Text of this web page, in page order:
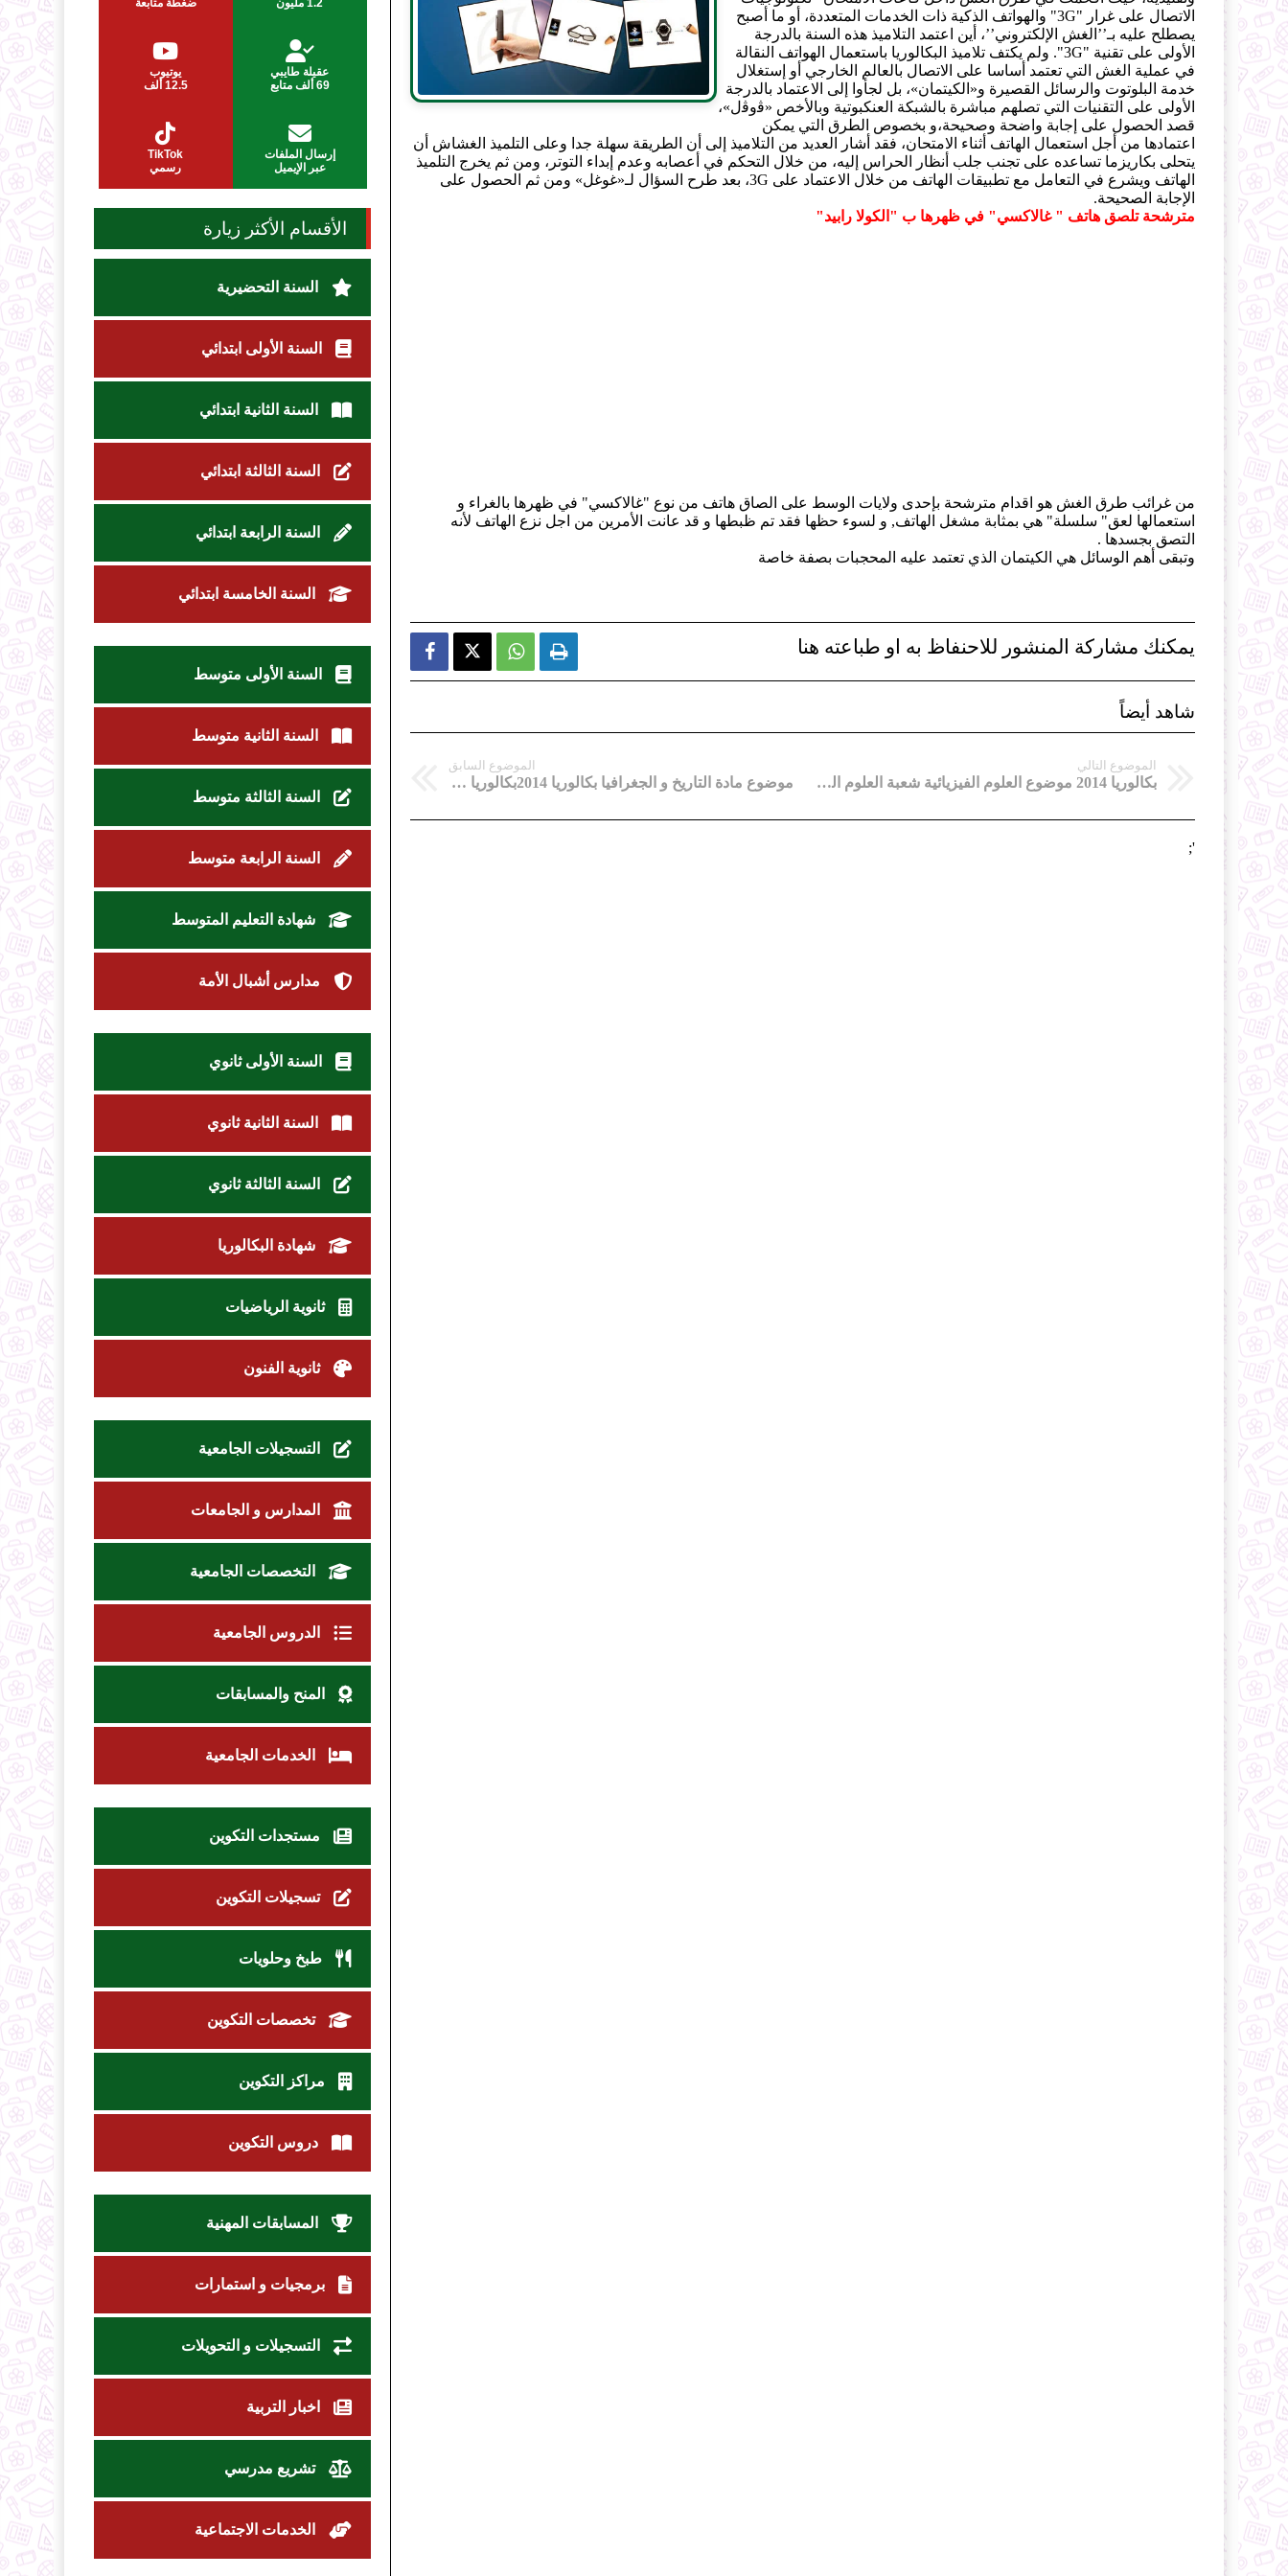
الاتصال على غرار "3G" والهواتف الذكية ذات الخدمات المتعددة، أو ما أصبح
يصطلح عليه بـ’’الغش الإلكتروني’’، أين اعتمد التلاميذ هذه السنة بالدرجة
الأولى على تقنية "3G". ولم يكتف تلاميذ البكالوريا باستعمال الهواتف النقالة
في عملية الغش التي تعتمد أساسا على الاتصال بالعالم الخارجي أو إستغلال
خدمة البلوتوت والرسائل القصيرة و«الكيتمان»، بل لجأوا إلى الاعتماد بالدرجة
الأولى على التقنيات التي تصلهم مباشرة بالشبكة العنكبوتية وبالأخص «ﭬوﭬل»،
قصد الحصول على إجابة واضحة وصحيحة،و بخصوص الطرق التي يمكن
اعتمادها من أجل استعمال الهاتف أثناء الامتحان، فقد أشار العديد من التلاميذ إلى أن الطريقة سهلة جدا وعلى التلميذ الغشاش أن
يتحلى بكاريزما تساعده على تجنب جلب أنظار الحراس إليه، من خلال التحكم في أعصابه وعدم إبداء التوتر، ومن ثم يخرج التلميذ
الهاتف ويشرع في التعامل مع تطبيقات الهاتف من خلال الاعتماد على 3G، بعد طرح السؤال لـ«غوغل» ومن ثم الحصول على
الإجابة الصحيحة.
مترشحة تلصق هاتف " غالاكسي" في ظهرها ب "الكولا رابيد"
من غرائب طرق الغش هو اقدام مترشحة بإحدى ولايات الوسط على الصاق هاتف من نوع "غالاكسي" في ظهرها بالغراء و
استعمالها لعق" سلسلة" هي بمثابة مشغل الهاتف, و لسوء حظها فقد تم ظبطها و قد عانت الأمرين من اجل نزع الهاتف لأنه
التصق بجسدها .
وتبقى أهم الوسائل هي الكيتمان الذي تعتمد عليه المحجبات بصفة خاصة
يمكنك مشاركة المنشور للاحنفاظ به او طباعته هنا   
شاهد أيضاً
الموضوع التالي
بكالوريا 2014 موضوع العلوم الفيزيائية شعبة العلوم التجريبية
الموضوع السابق
موضوع مادة التاريخ و الجغرافيا بكالوريا 2014بكالوريا 2014 – اختبار الإجتماعيات شعبة آداب و فلسفة
';
عقيلة طايبي
69 ألف متابع
يوتيوب
12.5 ألف
إرسال الملفات
عبر الإيميل
TikTok
رسمي
الأقسام الأكثر زيارة
السنة التحضيرية
السنة الأولى ابتدائي
السنة الثانية ابتدائي
السنة الثالثة ابتدائي
السنة الرابعة ابتدائي
السنة الخامسة ابتدائي
السنة الأولى متوسط
السنة الثانية متوسط
السنة الثالثة متوسط
السنة الرابعة متوسط
شهادة التعليم المتوسط
مدارس أشبال الأمة
السنة الأولى ثانوي
السنة الثانية ثانوي
السنة الثالثة ثانوي
شهادة البكالوريا
ثانوية الرياضيات
ثانوية الفنون
التسجيلات الجامعية
المدارس و الجامعات
التخصصات الجامعية
الدروس الجامعية
المنح والمسابقات
الخدمات الجامعية
مستجدات التكوين
تسجيلات التكوين
طبخ وحلويات
تخصصات التكوين
مراكز التكوين
دروس التكوين
المسابقات المهنية
برمجيات و استمارات
التسجيلات و التحويلات
اخبار التربية
تشريع مدرسي
الخدمات الاجتماعية